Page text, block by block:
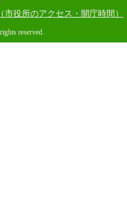
（市役所のアクセス・開庁時間）
reserved.